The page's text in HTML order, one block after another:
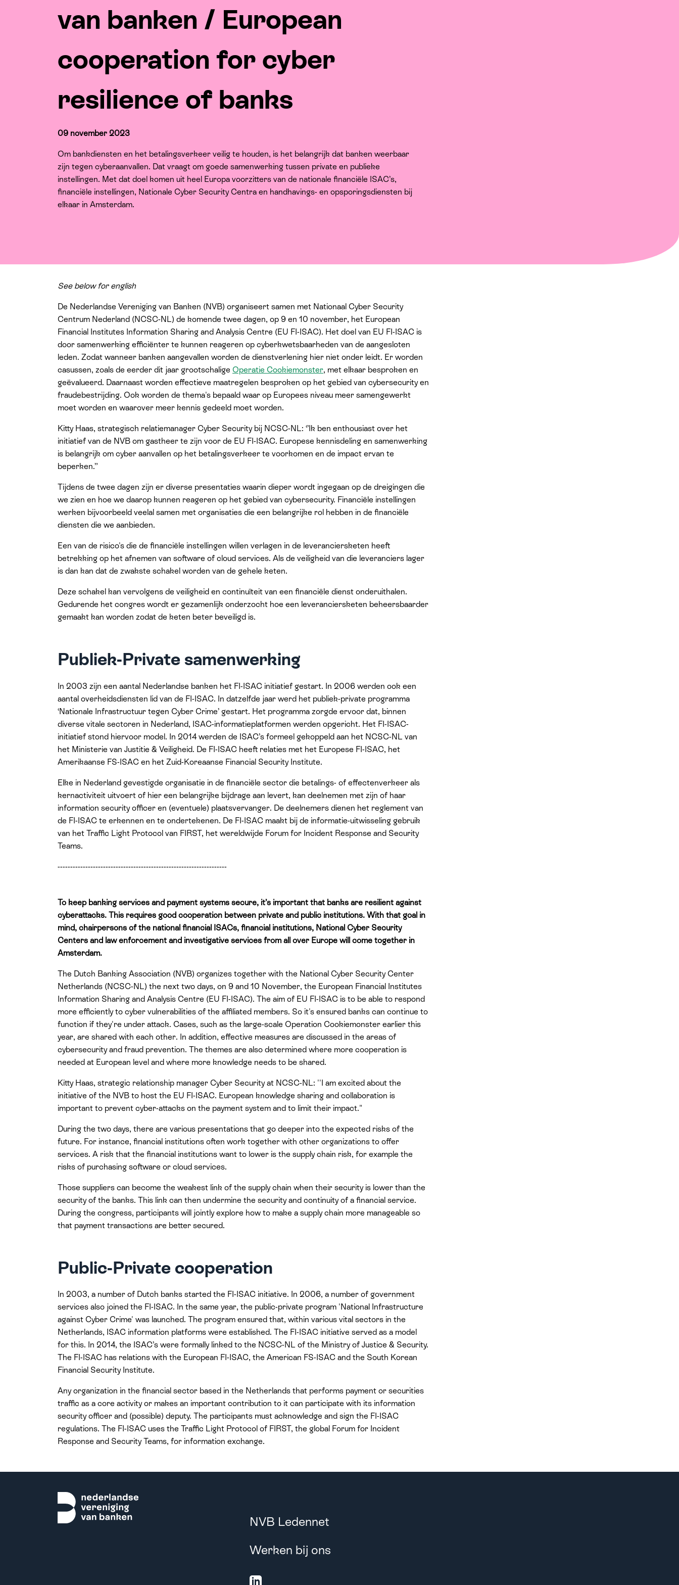
van banken / European
cooperation for cyber
resilience of banks
09 november 2023
Om bankdiensten en het betalingsverkeer veilig te houden, is het belangrijk dat banken weerbaar
zijn tegen cyberaanvallen. Dat vraagt om goede samenwerking tussen private en publieke
instellingen. Met dat doel komen uit heel Europa voorzitters van de nationale financiële ISAC’s,
financiële instellingen, Nationale Cyber Security Centra en handhavings- en opsporingsdiensten bij
elkaar in Amsterdam.
See below for english
De Nederlandse Vereniging van Banken (NVB) organiseert samen met Nationaal Cyber Security
Centrum Nederland (NCSC-NL) de komende twee dagen, op 9 en 10 november, het European
Financial Institutes Information Sharing and Analysis Centre (EU FI-ISAC). Het doel van EU FI-ISAC is
door samenwerking efficiënter te kunnen reageren op cyberkwetsbaarheden van de aangesloten
leden. Zodat wanneer banken aangevallen worden de dienstverlening hier niet onder leidt. Er worden
casussen, zoals de eerder dit jaar grootschalige Operatie Cookiemonster, met elkaar besproken en
geëvalueerd. Daarnaast worden effectieve maatregelen besproken op het gebied van cybersecurity en
fraudebestrijding. Ook worden de thema's bepaald waar op Europees niveau meer samengewerkt
moet worden en waarover meer kennis gedeeld moet worden.
Kitty Haas, strategisch relatiemanager Cyber Security bij NCSC-NL: ‘’Ik ben enthousiast over het
initiatief van de NVB om gastheer te zijn voor de EU FI-ISAC. Europese kennisdeling en samenwerking
is belangrijk om cyber aanvallen op het betalingsverkeer te voorkomen en de impact ervan te
beperken.”
Tijdens de twee dagen zijn er diverse presentaties waarin dieper wordt ingegaan op de dreigingen die
we zien en hoe we daarop kunnen reageren op het gebied van cybersecurity. Financiële instellingen
werken bijvoorbeeld veelal samen met organisaties die een belangrijke rol hebben in de financiële
diensten die we aanbieden.
Een van de risico's die de financiële instellingen willen verlagen in de leveranciersketen heeft
betrekking op het afnemen van software of cloud services. Als de veiligheid van die leveranciers lager
is dan kan dat de zwakste schakel worden van de gehele keten.
Deze schakel kan vervolgens de veiligheid en continuïteit van een financiële dienst onderuithalen.
Gedurende het congres wordt er gezamenlijk onderzocht hoe een leveranciersketen beheersbaarder
gemaakt kan worden zodat de keten beter beveiligd is.
Publiek-Private samenwerking
In 2003 zijn een aantal Nederlandse banken het FI-ISAC initiatief gestart. In 2006 werden ook een
aantal overheidsdiensten lid van de FI-ISAC. In datzelfde jaar werd het publiek-private programma
‘Nationale Infrastructuur tegen Cyber Crime’ gestart. Het programma zorgde ervoor dat, binnen
diverse vitale sectoren in Nederland, ISAC-informatieplatformen werden opgericht. Het FI-ISAC-
initiatief stond hiervoor model. In 2014 werden de ISAC’s formeel gekoppeld aan het NCSC-NL van
het Ministerie van Justitie & Veiligheid. De FI-ISAC heeft relaties met het Europese FI-ISAC, het
Amerikaanse FS-ISAC en het Zuid-Koreaanse Financial Security Institute.
Elke in Nederland gevestigde organisatie in de financiële sector die betalings- of effectenverkeer als
kernactiviteit uitvoert of hier een belangrijke bijdrage aan levert, kan deelnemen met zijn of haar
information security officer en (eventuele) plaatsvervanger. De deelnemers dienen het reglement van
de FI-ISAC te erkennen en te ondertekenen. De FI-ISAC maakt bij de informatie-uitwisseling gebruik
van het Traffic Light Protocol van FIRST, het wereldwijde Forum for Incident Response and Security
Teams.
-------------------------------------------------------------------
To keep banking services and payment systems secure, it’s important that banks are resilient against
cyberattacks. This requires good cooperation between private and public institutions. With that goal in
mind, chairpersons of the national financial ISACs, financial institutions, National Cyber Security
Centers and law enforcement and investigative services from all over Europe will come together in
Amsterdam.
The Dutch Banking Association (NVB) organizes together with the National Cyber Security Center
Netherlands (NCSC-NL) the next two days, on 9 and 10 November, the European Financial Institutes
Information Sharing and Analysis Centre (EU FI-ISAC). The aim of EU FI-ISAC is to be able to respond
more efficiently to cyber vulnerabilities of the affiliated members. So it's ensured banks can continue to
function if they're under attack. Cases, such as the large-scale Operation Cookiemonster earlier this
year, are shared with each other. In addition, effective measures are discussed in the areas of
cybersecurity and fraud prevention. The themes are also determined where more cooperation is
needed at European level and where more knowledge needs to be shared.
Kitty Haas, strategic relationship manager Cyber Security at NCSC-NL: ''I am excited about the
initiative of the NVB to host the EU FI-ISAC. European knowledge sharing and collaboration is
important to prevent cyber-attacks on the payment system and to limit their impact."
During the two days, there are various presentations that go deeper into the expected risks of the
future. For instance, financial institutions often work together with other organizations to offer
services. A risk that the financial institutions want to lower is the supply chain risk, for example the
risks of purchasing software or cloud services.
Those suppliers can become the weakest link of the supply chain when their security is lower than the
security of the banks. This link can then undermine the security and continuity of a financial service.
During the congress, participants will jointly explore how to make a supply chain more manageable so
that payment transactions are better secured.
Public-Private cooperation
In 2003, a number of Dutch banks started the FI-ISAC initiative. In 2006, a number of government
services also joined the FI-ISAC. In the same year, the public-private program 'National Infrastructure
against Cyber Crime' was launched. The program ensured that, within various vital sectors in the
Netherlands, ISAC information platforms were established. The FI-ISAC initiative served as a model
for this. In 2014, the ISAC’s were formally linked to the NCSC-NL of the Ministry of Justice & Security.
The FI-ISAC has relations with the European FI-ISAC, the American FS-ISAC and the South Korean
Financial Security Institute.
Any organization in the financial sector based in the Netherlands that performs payment or securities
traffic as a core activity or makes an important contribution to it can participate with its information
security officer and (possible) deputy. The participants must acknowledge and sign the FI-ISAC
regulations. The FI-ISAC uses the Traffic Light Protocol of FIRST, the global Forum for Incident
Response and Security Teams, for information exchange.
NVB Ledennet
Werken bij ons